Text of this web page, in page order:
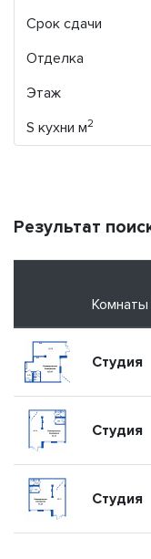
Срок сдачи
Отделка
Этаж
S кухни м2
Результат
Комнаты
Студия
Студия
Студия